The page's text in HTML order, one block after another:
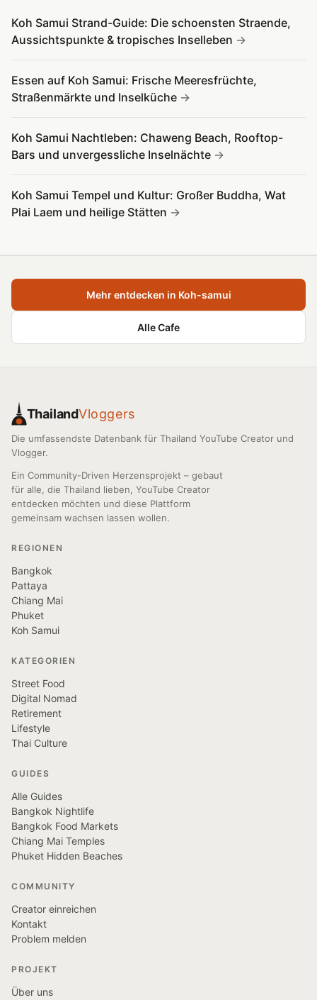
Koh Samui Strand-Guide: Die schoensten Straende,
Aussichtspunkte & tropisches Inselleben
Essen auf Koh Samui: Frische Meeresfrüchte,
Straßenmärkte und Inselküche
Koh Samui Nachtleben: Chaweng Beach, Rooftop-
Bars und unvergessliche Inselnächte
Koh Samui Tempel und Kultur: Großer Buddha, Wat
Plai Laem und heilige Stätten
Mehr entdecken in Koh-samui
Alle Cafe
ThailandVloggers
Die umfassendste Datenbank für Thailand YouTube Creator und
Vlogger.
Ein Community-Driven Herzensprojekt – gebaut
für alle, die Thailand lieben, YouTube Creator
entdecken möchten und diese Plattform
gemeinsam wachsen lassen wollen.
REGIONEN
Bangkok
Pattaya
Chiang Mai
Phuket
Koh Samui
KATEGORIEN
Street Food
Digital Nomad
Retirement
Lifestyle
Thai Culture
GUIDES
Alle Guides
Bangkok Nightlife
Bangkok Food Markets
Chiang Mai Temples
Phuket Hidden Beaches
COMMUNITY
Creator einreichen
Kontakt
Problem melden
PROJEKT
Über uns